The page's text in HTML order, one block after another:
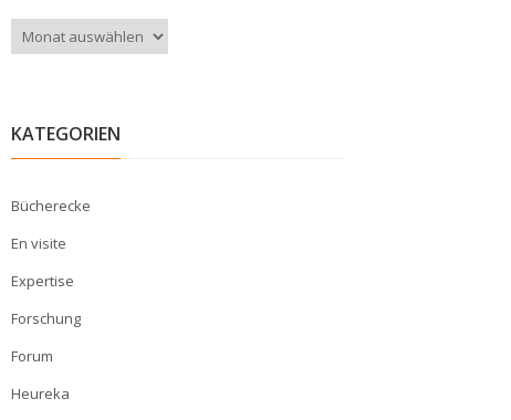
Archiv
KATEGORIEN
Bücherecke
En visite
Expertise
Forschung
Forum
Heureka